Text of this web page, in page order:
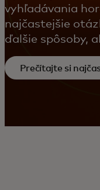
vyhľadávania
najčastejšie
ďalšie spôsoby,
Prečítajte si